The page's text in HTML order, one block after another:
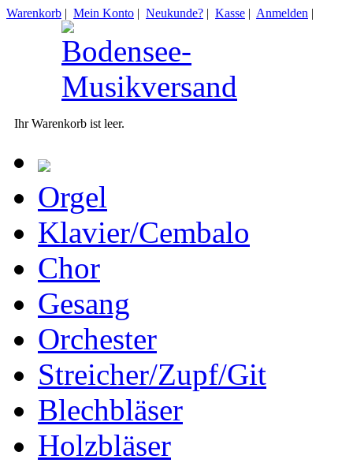
Warenkorb | Mein Konto | Neukunde? | Kasse | Anmelden |
Ihr Warenkorb ist leer.
Orgel
Klavier/Cembalo
Chor
Gesang
Orchester
Streicher/Zupf/Git
Blechbläser
Holzbläser